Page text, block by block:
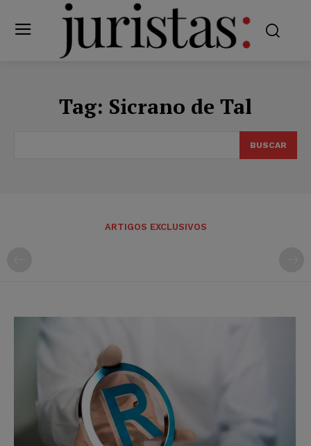
Tag: Sicrano de Tal
BUSCAR
ARTIGOS EXCLUSIVOS